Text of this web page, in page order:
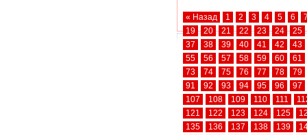
« Назад 1 2 3 4 5 6
19
20 21 22 23 24
25
37
38 39 40 41 42
43
55
56 57 58 59 60
61
73
74 75 76 77 78
79
91
92 93 94 95 96
97
107
108 109 110 111
121
122 123 124 125
135
136 137 138 139